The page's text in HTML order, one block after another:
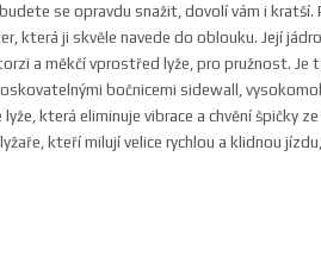
se opravdu snažit, dovolí vám i kratší.
která ji skvěle navede do oblouku. Její
a měkčí vprostřed lyže, pro pružnost. Je
bočnicemi sidewall,
která eliminuje vibrace a chvění špičky
kteří milují velice rychlou a klidnou